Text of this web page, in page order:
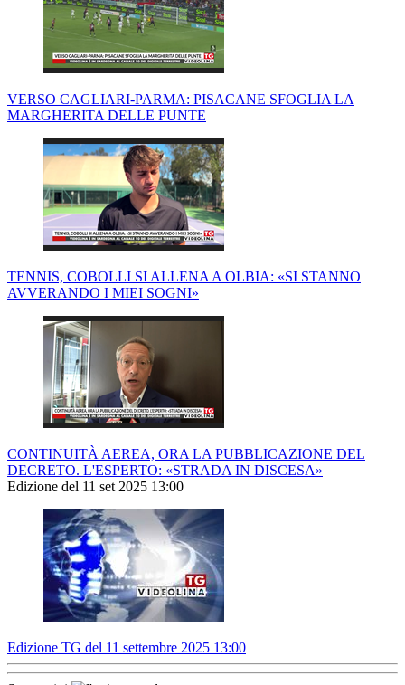
VERSO CAGLIARI-PARMA: PISACANE SFOGLIA LA
MARGHERITA DELLE PUNTE
TENNIS, COBOLLI SI ALLENA A OLBIA: «SI STANNO
AVVERANDO I MIEI SOGNI»
CONTINUITÀ AEREA, ORA LA PUBBLICAZIONE DEL
DECRETO. L'ESPERTO: «STRADA IN DISCESA»
Edizione del 11 set 2025 13:00
Edizione TG del 11 settembre 2025 13:00